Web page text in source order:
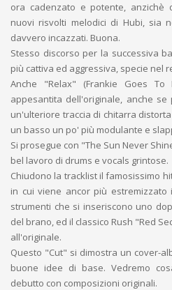
ora cadenzato e potente, anzichè
nuovi risvolti melodici di Hubi, sia
davvero incazzati. Buona.
Stesso discorso per la successiva
più cattiva ed aggressiva, specie nel
Anche "Relax" (Frankie Goes To
appesantita dell'originale, anche
un'ulteriore traccia di chitarra
un basso un po' più modulante e
Si prosegue con "The Sun Never
bel lavoro di drums e vocals grintose.
Chiudono la tracklist il famosissimo
in cui viene ancor più
strumenti che si inseriscono uno
del brano, ed il classico Rush "Red
all'originale.
Questo "Cut" si dimostra un cover-
buone idee di base. Vedremo
debutto con composizioni originali.